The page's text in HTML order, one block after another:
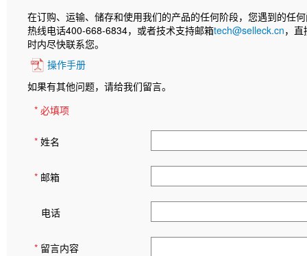
在订购、运输、储存和使用我们的产品的任何阶段，您遇到的任
热线电话400-668-6834，或者技术支持邮箱tech@selleck.cn，
时内尽快联系您。
操作手册
如果有其他问题，请给我们留言。
* 必填项
* 姓名
* 邮箱
电话
* 留言内容